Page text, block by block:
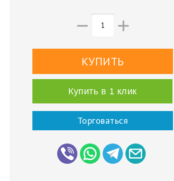
 
Купить в 1 клик
Торговаться